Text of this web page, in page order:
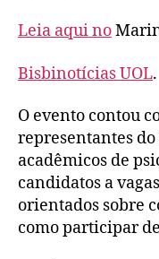
Leia aqui no
Bisbinotícias UOL.
O evento contou
representantes do
acadêmicos de
candidatos a
orientados sobre
como participar